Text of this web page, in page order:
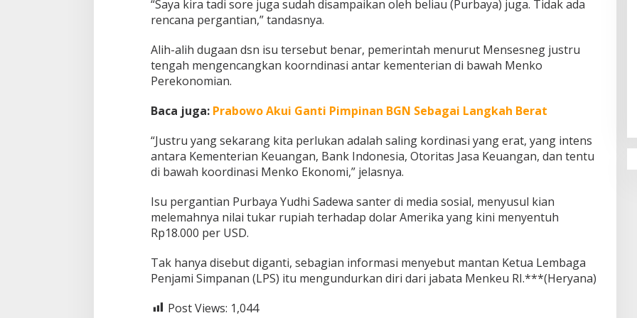
“Saya kira tadi sore juga sudah disampaikan oleh beliau (Purbaya) juga. Tidak ada
rencana pergantian,” tandasnya.
Alih-alih dugaan dsn isu tersebut benar, pemerintah menurut Mensesneg justru
tengah mengencangkan koorndinasi antar kementerian di bawah Menko
Perekonomian.
Baca juga: Prabowo Akui Ganti Pimpinan BGN Sebagai Langkah Berat
“Justru yang sekarang kita perlukan adalah saling kordinasi yang erat, yang intens
antara Kementerian Keuangan, Bank Indonesia, Otoritas Jasa Keuangan, dan tentu
di bawah koordinasi Menko Ekonomi,” jelasnya.
Isu pergantian Purbaya Yudhi Sadewa santer di media sosial, menyusul kian
melemahnya nilai tukar rupiah terhadap dolar Amerika yang kini menyentuh
Rp18.000 per USD.
Tak hanya disebut diganti, sebagian informasi menyebut mantan Ketua Lembaga
Penjami Simpanan (LPS) itu mengundurkan diri dari jabata Menkeu RI.***(Heryana)
Post Views: 1,044
Bikin Sekolah di Malaysia Tertarik
Mempelajarinya